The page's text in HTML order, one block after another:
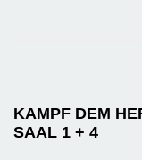
KAMPF DEM
SAAL 1 + 4